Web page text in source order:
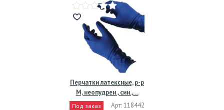
Перчатки латексные, р-р
M, неопудрен., син.,…
Под заказ Арт: 118442